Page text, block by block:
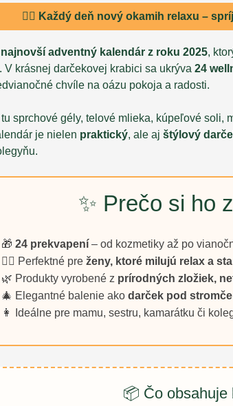
💆‍♀️ Každý deň nový okamih relaxu –
najnovší adventný kalendár z roku 2025,
V krásnej darčekovej krabici sa ukrýva 24
chvíle na oázu pokoja a radosti.
sprchové gély, telové mlieka, kúpeľové soli,
je nielen praktický, ale aj štýlový
✨ Prečo si ho
🎁 24 prekvapení – od kozmetiky až po
💆‍♀️ Perfektné pre ženy, ktoré milujú relax a
🌿 Produkty vyrobené z prírodných zložiek,
🎄 Elegantné balenie ako darček pod
👩 Ideálne pre mamu, sestru, kamarátku či
📦 Čo obsahuje